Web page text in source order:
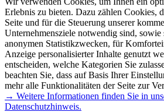
Erlebnis zu bieten. Dazu zählen Cookies,
Seite und für die Steuerung unserer
Unternehmensziele notwendig sind,
anonymen Statistikzwecken, für
Anzeige personalisierter Inhalte genutzt
entscheiden, welche Kategorien Sie
beachten Sie, dass auf Basis Ihrer
mehr alle Funktionalitäten der Seite zur
→ Weitere Informationen finden Sie in
Datenschutzhinweis.